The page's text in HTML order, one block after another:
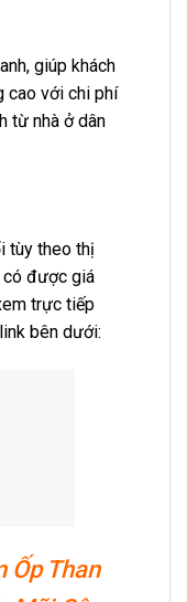
giúp khách
cao với chi phí
từ nhà ở dân
tùy theo thị
có được giá
trực tiếp
bên dưới:
Ốp Than